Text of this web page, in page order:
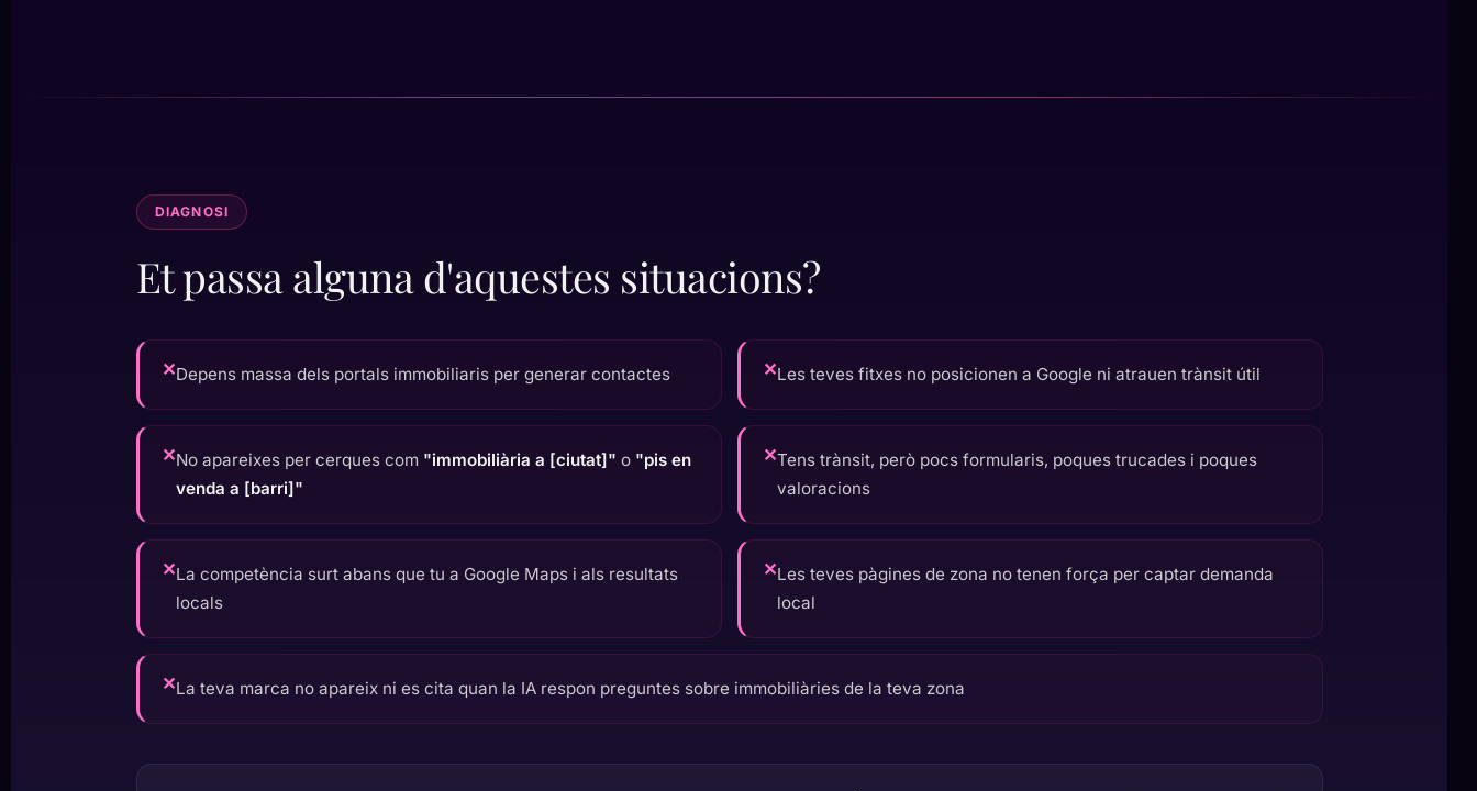
DIAGNOSI
Et passa alguna d'aquestes situacions?
✕Depens massa dels portals immobiliaris per generar contactes ✕Les teves fitxes no posicionen a Google ni atrauen trànsit útil
✕No apareixes per cerques com "immobiliària a [ciutat]" o "pis en
venda a [barri]"
✕Tens trànsit, però pocs formularis, poques trucades i poques
valoracions
✕La competència surt abans que tu a Google Maps i als resultats
locals
✕Les teves pàgines de zona no tenen força per captar demanda
local
✕La teva marca no apareix ni es cita quan la IA respon preguntes sobre immobiliàries de la teva zona